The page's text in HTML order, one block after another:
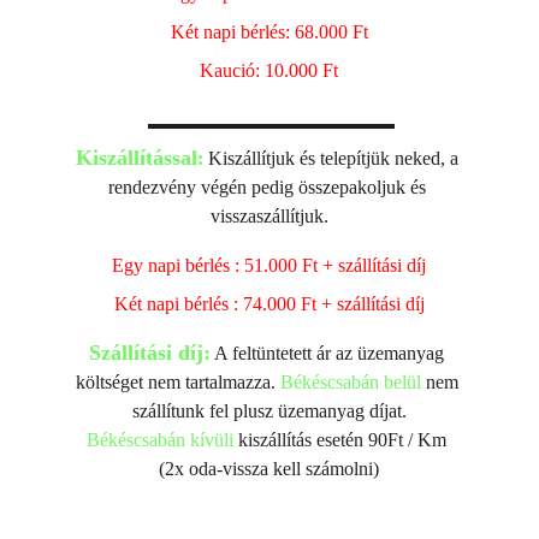
Két napi bérlés: 68.000 Ft
Kaució: 10.000 Ft
Kiszállítással: Kiszállítjuk és telepítjük neked, a
rendezvény végén pedig összepakoljuk és
visszaszállítjuk.
Egy napi bérlés : 51.000 Ft + szállítási díj
Két napi bérlés : 74.000 Ft + szállítási díj
Szállítási díj: A feltüntetett ár az üzemanyag
költséget nem tartalmazza. Békéscsabán belül nem
szállítunk fel plusz üzemanyag díjat.
Békéscsabán kívüli kiszállítás esetén 90Ft / Km
(2x oda-vissza kell számolni)